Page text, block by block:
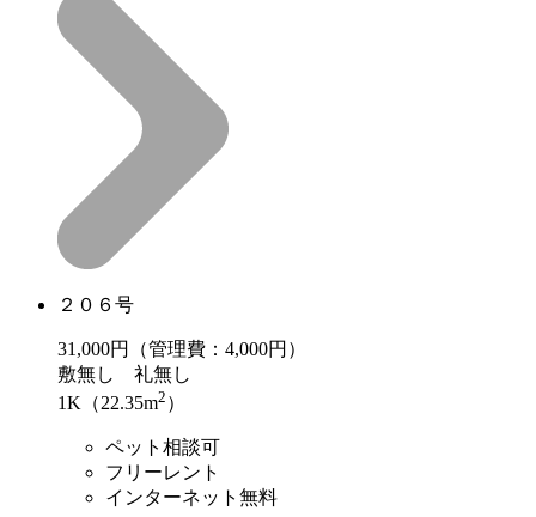
２０６号
31,000円（管理費：4,000円）
敷無し 礼無し
1K（22.35m2 ）
ペット相談可
フリーレント
インターネット無料